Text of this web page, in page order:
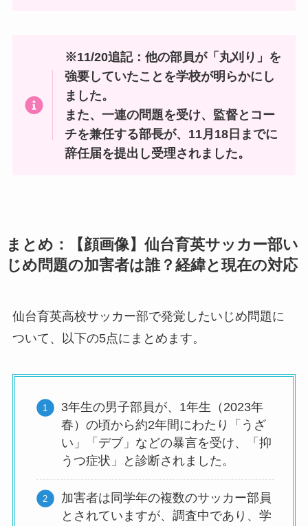
※11/20追記：他の部員が「丸刈り」を
強要していたことを学校が明らかにし
ました。
また、一連の問題を受け、監督とコー
チを兼任する部長が、11月18日までに
辞任届を提出し受理されました。
まとめ：【顔画像】仙台育英サッカー部い
じめ問題の加害者は誰？経緯と現在の対応
仙台育英高校サッカー部で発覚したいじめ問題に
ついて、以下の5点にまとめます。
3年生の男子部員が、1年生（2023年
春）の頃から約2年間にわたり「うざ
い」「デブ」などの暴言を受け、「抑
うつ症状」と診断されました。
加害者は同学年の複数のサッカー部員
とされていますが、調査中であり、学